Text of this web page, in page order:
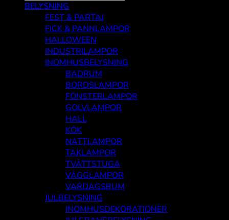
BELYSNING
FEST & PARTAJ
FICK & PANNLAMPOR
HALLOWEEN
INDUSTRILAMPOR
INOMHUSBELYSNING
BADRUM
BORDSLAMPOR
FÖNSTERLAMPOR
GOLVLAMPOR
HALL
KÖK
NATTLAMPOR
TAKLAMPOR
TVÄTTSTUGA
VÄGGLAMPOR
VARDAGSRUM
JULBELYSNING
INOMHUSDEKORATIONER